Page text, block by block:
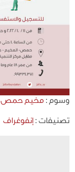
وسوم : مخيم حمص
تصنيفات :إنفوغراف